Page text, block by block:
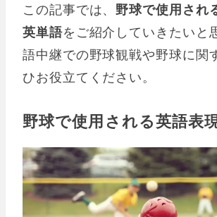
この記事では、野球で使用され
英単語をご紹介していきたいと
語中継での野球観戦や野球に関
ひお役立てください。
野球で使用される英語表